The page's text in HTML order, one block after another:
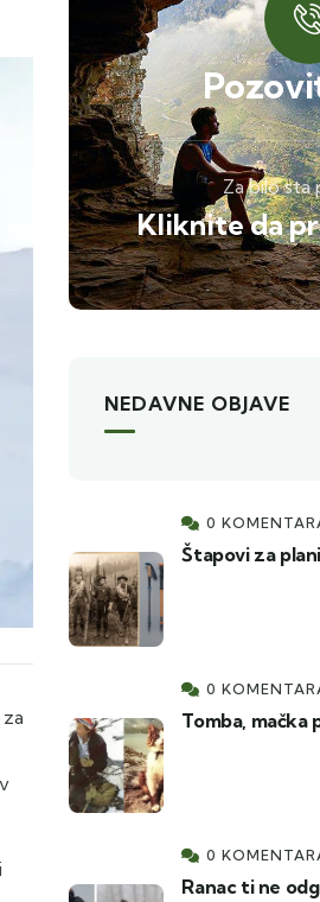
Za bilo
Kliknite da
NEDAVNE OBJAVE
0
Štapovi za
0
Tomba, mačka
0
Ranac ti ne